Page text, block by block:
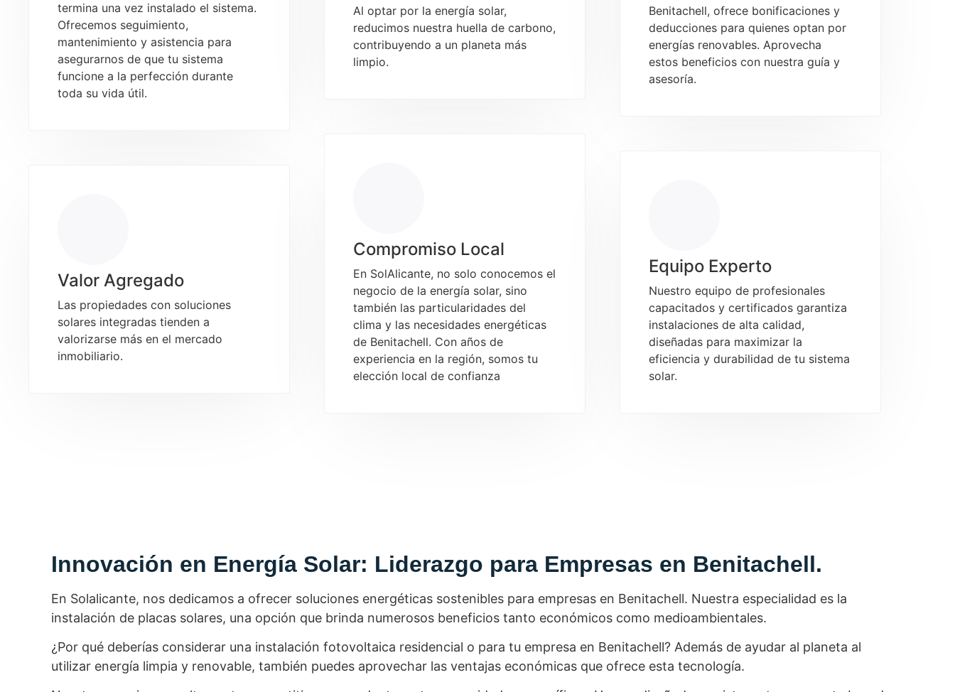
termina una vez instalado el sistema.
Ofrecemos seguimiento,
mantenimiento y asistencia para
asegurarnos de que tu sistema
funcione a la perfección durante
toda su vida útil.
Valor Agregado
Las propiedades con soluciones
solares integradas tienden a
valorizarse más en el mercado
inmobiliario.
Al optar por la energía solar,
reducimos nuestra huella de carbono,
contribuyendo a un planeta más
limpio.
Compromiso Local
En SolAlicante, no solo conocemos el
negocio de la energía solar, sino
también las particularidades del
clima y las necesidades energéticas
de Benitachell. Con años de
experiencia en la región, somos tu
elección local de confianza
Benitachell, ofrece bonificaciones y
deducciones para quienes optan por
energías renovables. Aprovecha
estos beneficios con nuestra guía y
asesoría.
Equipo Experto
Nuestro equipo de profesionales
capacitados y certificados garantiza
instalaciones de alta calidad,
diseñadas para maximizar la
eficiencia y durabilidad de tu sistema
solar.
Innovación en Energía Solar: Liderazgo para Empresas en Benitachell.
En Solalicante, nos dedicamos a ofrecer soluciones energéticas sostenibles para empresas en Benitachell. Nuestra especialidad es la
instalación de placas solares, una opción que brinda numerosos beneficios tanto económicos como medioambientales.
¿Por qué deberías considerar una instalación fotovoltaica residencial o para tu empresa en Benitachell? Además de ayudar al planeta al
utilizar energía limpia y renovable, también puedes aprovechar las ventajas económicas que ofrece esta tecnología.